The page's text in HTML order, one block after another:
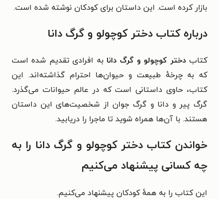
بازار کرده است. این داستان برای کودکان نوشته شده است.
درباره کتاب دختر کوچولو و گرگ دانا
کتاب دختر کوچولو و گرگ دانا به افرادی تقدیم شده است
که به چرخهٔ طبیعت و حیوان‌ها احترام گذاشته‌اند. این
کتاب، حاوی داستانی است که در عالم حیوانات می‌گذرد.
گرگ پیر و دانا و گرگ جوان از شخصیت‌های این داستان
هستند. با آن‌ها همراه شوید تا ماجرا را دریابید.
خواندن کتاب دختر کوچولو و گرگ دانا را به
چه کسانی پیشنهاد می‌کنیم
این کتاب را به همهٔ کودکان پیشنهاد می‌کنیم.